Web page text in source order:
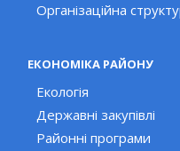
Організаційна
ЕКОНОМІКА РАЙОНУ
Екологія
Державні закупівлі
Районні програми